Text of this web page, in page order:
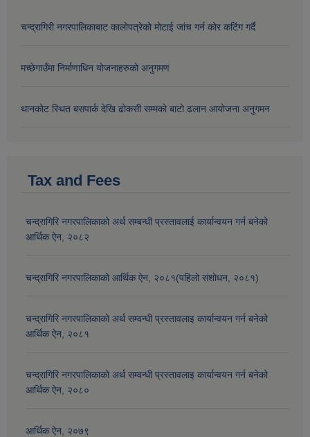
चन्द्रागिरी नगरपालिकाबाट कालोपत्रेको मोटाई जांच गर्न कोर कटिंग गर्दै
मच्छेगाउँमा निर्माणाधिन योजनाहरुको अनुगमण
थानकोट स्थित बसपार्क देखि ढोकसी सम्मको बाटो ढलान आयोजना अनुगमन
Tax and Fees
चन्द्रागिरि नगरपालिकाको अर्थ सम्बन्धी प्रस्तावलाई कार्यान्वयन गर्न बनेको
आर्थिक ऐन, २०८२
चन्द्रागिरि नगरपालिकाको आर्थिक ऐन, २०८१(पहिलो संशोधन, २०८१)
चन्द्रागिरि नगरपालिकाको अर्थ सम्वन्धी प्रस्तावलाइ कार्यान्वयन गर्न बनेको
आर्थिक ऐन, २०८१
चन्द्रागिरि नगरपालिकाको अर्थ सम्वन्धी प्रस्तावलाइ कार्यान्वयन गर्न बनेको
आर्थिक ऐन, २०८०
आर्थिक ऐन, २०७९